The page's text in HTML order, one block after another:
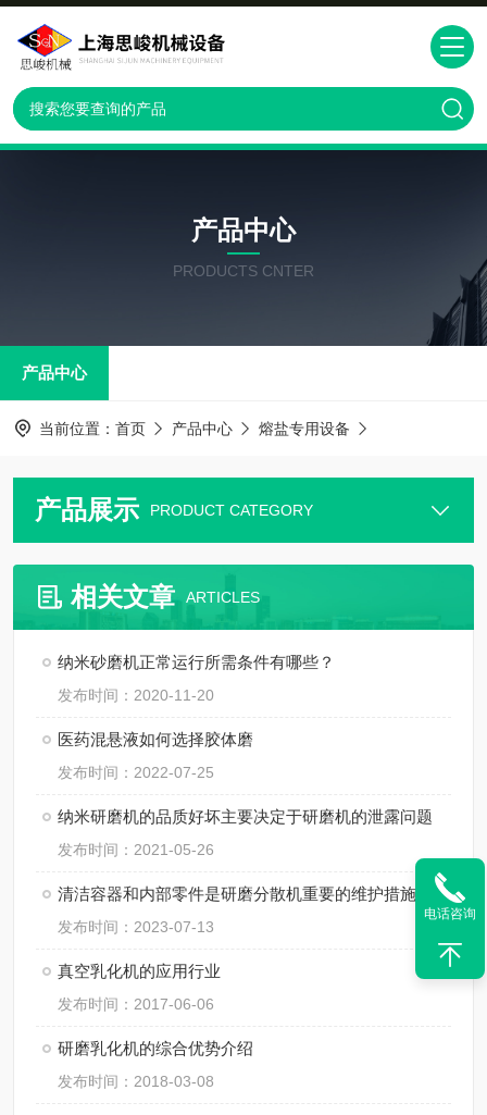
产品中心
PRODUCTS CNTER
产品中心
当前位置： 首页 产品中心 熔盐专用设备
产品展示 PRODUCT CATEGORY
相关文章 ARTICLES
纳米砂磨机正常运行所需条件有哪些？
发布时间：2020-11-20
医药混悬液如何选择胶体磨
发布时间：2022-07-25
纳米研磨机的品质好坏主要决定于研磨机的泄露问题
发布时间：2021-05-26
清洁容器和内部零件是研磨分散机重要的维护措施
发布时间：2023-07-13
真空乳化机的应用行业
发布时间：2017-06-06
研磨乳化机的综合优势介绍
发布时间：2018-03-08
电话咨询